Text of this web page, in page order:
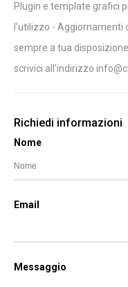
Plugin e template grafici
l'utilizzo - Aggiornamenti
sempre a tua
scrivici all'indirizzo
Richiedi informazioni
Nome
Email
Messaggio